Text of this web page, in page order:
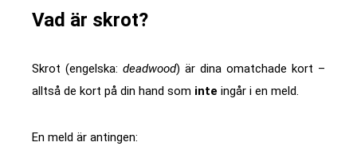
Vad är skrot?
Skrot (engelska: deadwood) är dina omatchade kort –
alltså de kort på din hand som inte ingår i en meld.
En meld är antingen: